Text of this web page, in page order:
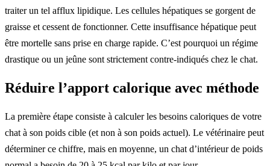
traiter un tel afflux lipidique. Les cellules hépatiques se gorgent de
graisse et cessent de fonctionner. Cette insuffisance hépatique peut
être mortelle sans prise en charge rapide. C’est pourquoi un régime
drastique ou un jeûne sont strictement contre-indiqués chez le chat.
Réduire l’apport calorique avec méthode
La première étape consiste à calculer les besoins caloriques de votre
chat à son poids cible (et non à son poids actuel). Le vétérinaire peut
déterminer ce chiffre, mais en moyenne, un chat d’intérieur de poids